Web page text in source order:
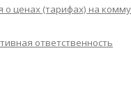
о ценах (тарифах) на
ответственность